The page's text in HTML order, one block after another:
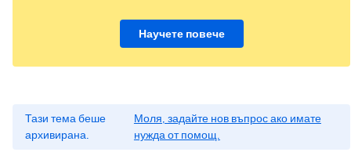
Научете повече
Тази тема беше
архивирана.
Моля, задайте нов въпрос ако имате
нужда от помощ.